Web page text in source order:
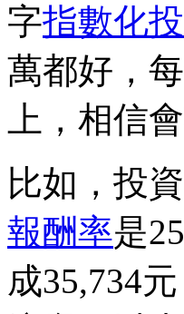
字指數化
萬都好，
上，相信
比如，投
報酬率是
成35,734